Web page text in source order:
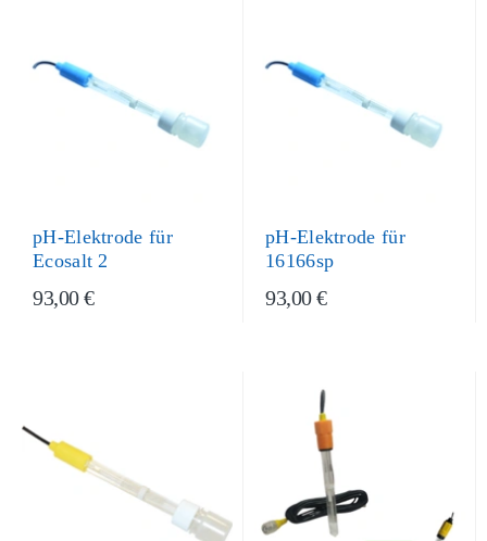
pH-Elektrode für
Ecosalt 2
93,00 €
pH-Elektrode für
16166sp
93,00 €